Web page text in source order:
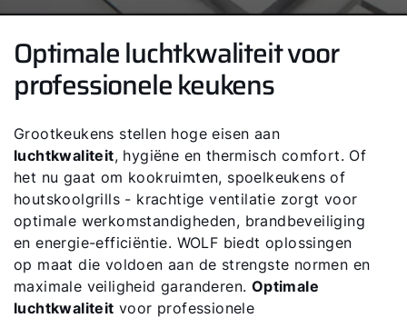
Optimale luchtkwaliteit voor
professionele keukens
Grootkeukens stellen hoge eisen aan
luchtkwaliteit, hygiëne en thermisch comfort. Of
het nu gaat om kookruimten, spoelkeukens of
houtskoolgrills - krachtige ventilatie zorgt voor
optimale werkomstandigheden, brandbeveiliging
en energie-efficiëntie. WOLF biedt oplossingen
op maat die voldoen aan de strengste normen en
maximale veiligheid garanderen. Optimale
luchtkwaliteit voor professionele